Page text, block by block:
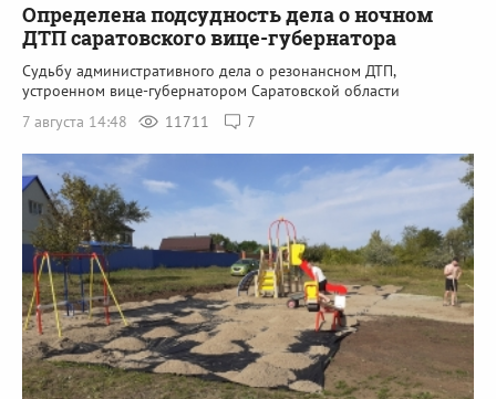
Определена подсудность дела о ночном
ДТП саратовского вице-губернатора
Судьбу административного дела о резонансном ДТП,
устроенном вице-губернатором Саратовской области
7 августа 14:48
11711 7